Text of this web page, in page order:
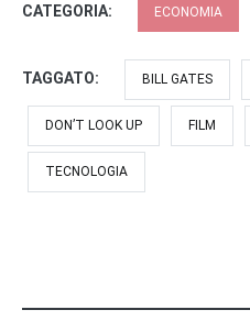
CATEGORIA: ECONOMIA
TAGGATO: BILL GATES
DON’T LOOK UP FILM
TECNOLOGIA